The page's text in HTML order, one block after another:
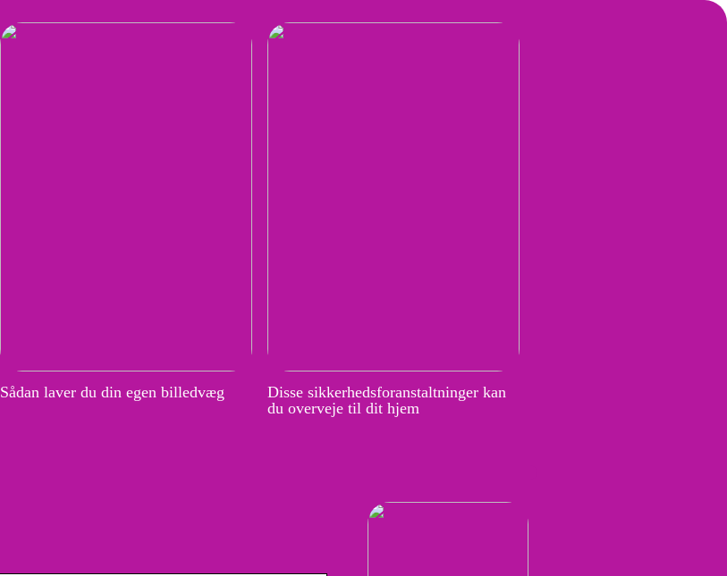
Sådan laver du din egen billedvæg
Disse sikkerhedsforanstaltninger kan
du overveje til dit hjem